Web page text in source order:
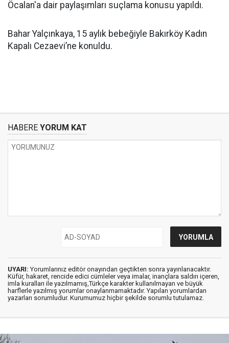
Öcalan'a dair paylaşımları suçlama konusu yapıldı.
Bahar Yalçınkaya, 15 aylık bebeğiyle Bakırköy Kadın
Kapalı Cezaevi’ne konuldu.
HABERE YORUM KAT
UYARI: Yorumlarınız editör onayından geçtikten sonra yayınlanacaktır.
Küfür, hakaret, rencide edici cümleler veya imalar, inançlara saldırı içeren,
imla kuralları ile yazılmamış,Türkçe karakter kullanılmayan ve büyük
harflerle yazılmış yorumlar onaylanmamaktadır. Yapılan yorumlardan
yazarları sorumludur. Kurumumuz hiçbir şekilde sorumlu tutulamaz.